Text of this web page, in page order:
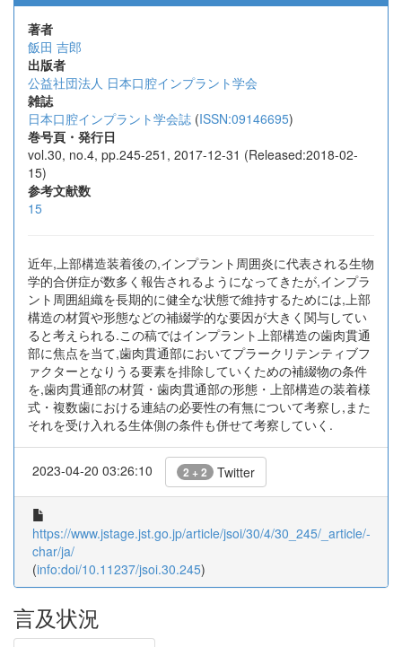
著者
飯田 吉郎
出版者
公益社団法人 日本口腔インプラント学会
雑誌
日本口腔インプラント学会誌 (ISSN:09146695)
巻号頁・発行日
vol.30, no.4, pp.245-251, 2017-12-31 (Released:2018-02-
15)
参考文献数
15
近年,上部構造装着後の,インプラント周囲炎に代表される生物
学的合併症が数多く報告されるようになってきたが,インプラ
ント周囲組織を長期的に健全な状態で維持するためには,上部
構造の材質や形態などの補綴学的な要因が大きく関与してい
ると考えられる.この稿ではインプラント上部構造の歯肉貫通
部に焦点を当て,歯肉貫通部においてプラークリテンティブフ
ァクターとなりうる要素を排除していくための補綴物の条件
を,歯肉貫通部の材質・歯肉貫通部の形態・上部構造の装着様
式・複数歯における連結の必要性の有無について考察し,また
それを受け入れる生体側の条件も併せて考察していく.
2023-04-20 03:26:10 2 + 2 Twitter
https://www.jstage.jst.go.jp/article/jsoi/30/4/30_245/_article/-
char/ja/
(info:doi/10.11237/jsoi.30.245)
言及状況